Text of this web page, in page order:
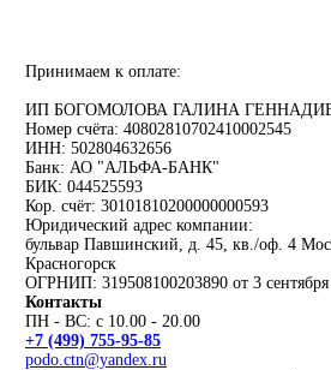
Принимаем к оплате:
ИП БОГОМОЛОВА ГАЛИНА
Номер счёта: 40802810702410002545
ИНН: 502804632656
Банк: АО "АЛЬФА-БАНК"
БИК: 044525593
Кор. счёт: 30101810200000000593
Юридический адрес компании:
бульвар Павшинский, д. 45, кв./оф. 4
Красногорск
ОГРНИП: 319508100203890 от 3 сентября
Контакты
ПН - ВС: с 10.00 - 20.00
+7 (499) 755-95-85
podo.ctn@yandex.ru